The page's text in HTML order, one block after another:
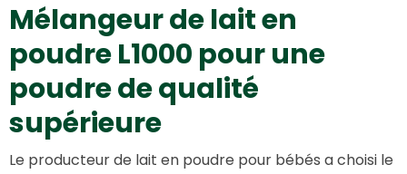
Mélangeur de lait en
poudre L1000 pour une
poudre de qualité
supérieure
Le producteur de lait en poudre pour bébés a choisi le